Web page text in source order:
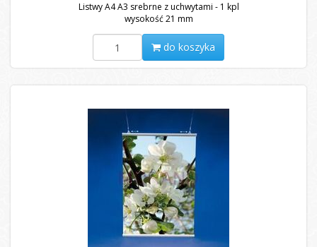
Listwy A4 A3 srebrne z uchwytami - 1 kpl
wysokość 21 mm
do koszyka